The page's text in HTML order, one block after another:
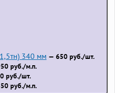
340 мм — 650 руб./шт.
руб./м.п.
руб./шт.
руб./м.п.